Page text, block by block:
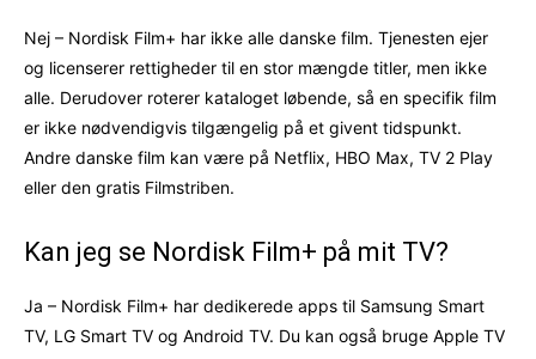
Nej – Nordisk Film+ har ikke alle danske film. Tjenesten ejer
og licenserer rettigheder til en stor mængde titler, men ikke
alle. Derudover roterer kataloget løbende, så en specifik film
er ikke nødvendigvis tilgængelig på et givent tidspunkt.
Andre danske film kan være på Netflix, HBO Max, TV 2 Play
eller den gratis Filmstriben.
Kan jeg se Nordisk Film+ på mit TV?
Ja – Nordisk Film+ har dedikerede apps til Samsung Smart
TV, LG Smart TV og Android TV. Du kan også bruge Apple TV